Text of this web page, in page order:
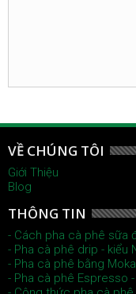
VỀ CHÚNG TÔI
Giới Thiệu
Blog
THÔNG TIN
- Cách pha cà phê sữa
- Pha cà phê drip - kiểu
- Pha cà phê bằng
- Pha cà phê Espresso -